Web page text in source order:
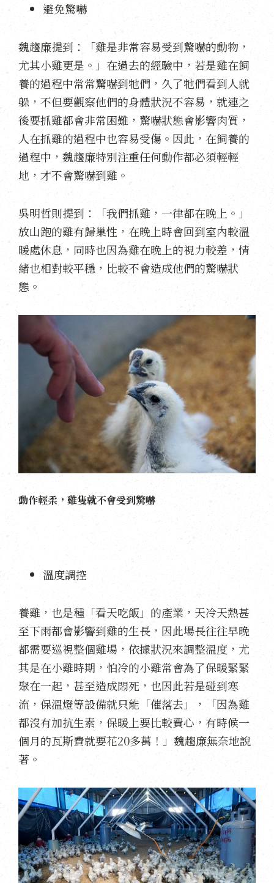
避免驚嚇
魏趨廉提到：「雞是非常容易受到驚嚇的動物，
尤其小雞更是。」在過去的經驗中，若是雞在飼
養的過程中常常驚嚇到牠們，久了牠們看到人就
躲，不但要觀察他們的身體狀況不容易，就連之
後要抓雞都會非常困難，驚嚇狀態會影響肉質，
人在抓雞的過程中也容易受傷。因此，在飼養的
過程中，魏趨廉特別注重任何動作都必須輕輕
地，才不會驚嚇到雞。
吳明哲則提到：「我們抓雞，一律都在晚上。」
放山跑的雞有歸巢性，在晚上時會回到室內較溫
暖處休息，同時也因為雞在晚上的視力較差，情
緒也相對較平穩，比較不會造成他們的驚嚇狀
態。
動作輕柔，雞隻就不會受到驚嚇
溫度調控
養雞，也是種「看天吃飯」的產業，天冷天熱甚
至下雨都會影響到雞的生長，因此場長往往早晚
都需要巡視整個雞場，依據狀況來調整溫度，尤
其是在小雞時期，怕冷的小雞常會為了保暖緊緊
聚在一起，甚至造成悶死，也因此若是碰到寒
流，保溫燈等設備就只能「催落去」，「因為雞
都沒有加抗生素，保暖上要比較費心，有時候一
個月的瓦斯費就要花20多萬！」魏趨廉無奈地說
著。